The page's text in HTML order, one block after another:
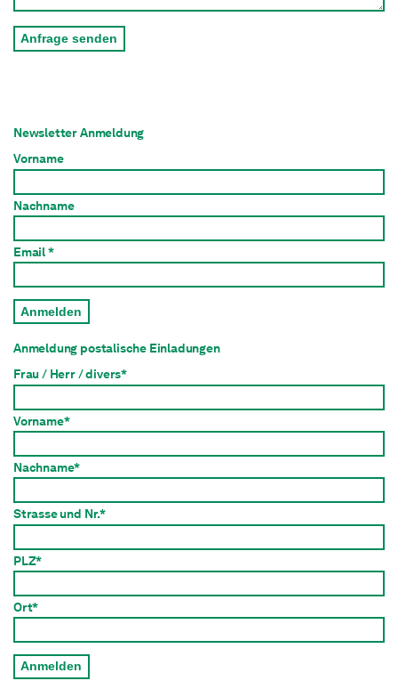
Anfrage senden
Newsletter Anmeldung
Vorname
Nachname
Email *
Anmelden
Anmeldung postalische Einladungen
Frau / Herr / divers*
Vorname*
Nachname*
Strasse und Nr.*
PLZ*
Ort*
Anmelden